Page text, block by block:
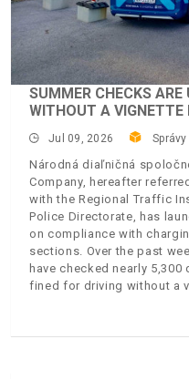
SUMMER CHECKS ARE
WITHOUT A VIGNETTE
Jul 09, 2026 Správy
Národná diaľničná
Company, hereafter
with the Regional Traffic
Police Directorate, has
on compliance with
sections. Over the past
have checked nearly 5,300
fined for driving without a